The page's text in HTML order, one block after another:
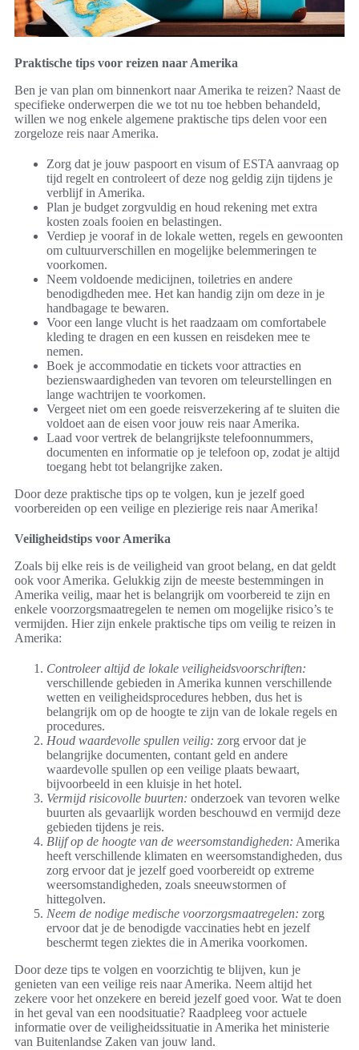
Praktische tips voor reizen naar Amerika
Ben je van plan om binnenkort naar Amerika te reizen? Naast de
specifieke onderwerpen die we tot nu toe hebben behandeld,
willen we nog enkele algemene praktische tips delen voor een
zorgeloze reis naar Amerika.
Zorg dat je jouw paspoort en visum of ESTA aanvraag op
tijd regelt en controleert of deze nog geldig zijn tijdens je
verblijf in Amerika.
Plan je budget zorgvuldig en houd rekening met extra
kosten zoals fooien en belastingen.
Verdiep je vooraf in de lokale wetten, regels en gewoonten
om cultuurverschillen en mogelijke belemmeringen te
voorkomen.
Neem voldoende medicijnen, toiletries en andere
benodigdheden mee. Het kan handig zijn om deze in je
handbagage te bewaren.
Voor een lange vlucht is het raadzaam om comfortabele
kleding te dragen en een kussen en reisdeken mee te
nemen.
Boek je accommodatie en tickets voor attracties en
bezienswaardigheden van tevoren om teleurstellingen en
lange wachtrijen te voorkomen.
Vergeet niet om een goede reisverzekering af te sluiten die
voldoet aan de eisen voor jouw reis naar Amerika.
Laad voor vertrek de belangrijkste telefoonnummers,
documenten en informatie op je telefoon op, zodat je altijd
toegang hebt tot belangrijke zaken.
Door deze praktische tips op te volgen, kun je jezelf goed
voorbereiden op een veilige en plezierige reis naar Amerika!
Veiligheidstips voor Amerika
Zoals bij elke reis is de veiligheid van groot belang, en dat geldt
ook voor Amerika. Gelukkig zijn de meeste bestemmingen in
Amerika veilig, maar het is belangrijk om voorbereid te zijn en
enkele voorzorgsmaatregelen te nemen om mogelijke risico’s te
vermijden. Hier zijn enkele praktische tips om veilig te reizen in
Amerika:
Controleer altijd de lokale veiligheidsvoorschriften:
verschillende gebieden in Amerika kunnen verschillende
wetten en veiligheidsprocedures hebben, dus het is
belangrijk om op de hoogte te zijn van de lokale regels en
procedures.
Houd waardevolle spullen veilig: zorg ervoor dat je
belangrijke documenten, contant geld en andere
waardevolle spullen op een veilige plaats bewaart,
bijvoorbeeld in een kluisje in het hotel.
Vermijd risicovolle buurten: onderzoek van tevoren welke
buurten als gevaarlijk worden beschouwd en vermijd deze
gebieden tijdens je reis.
Blijf op de hoogte van de weersomstandigheden: Amerika
heeft verschillende klimaten en weersomstandigheden, dus
zorg ervoor dat je jezelf goed voorbereidt op extreme
weersomstandigheden, zoals sneeuwstormen of
hittegolven.
Neem de nodige medische voorzorgsmaatregelen: zorg
ervoor dat je de benodigde vaccinaties hebt en jezelf
beschermt tegen ziektes die in Amerika voorkomen.
Door deze tips te volgen en voorzichtig te blijven, kun je
genieten van een veilige reis naar Amerika. Neem altijd het
zekere voor het onzekere en bereid jezelf goed voor. Wat te doen
in het geval van een noodsituatie? Raadpleeg voor actuele
informatie over de veiligheidssituatie in Amerika het ministerie
van Buitenlandse Zaken van jouw land.